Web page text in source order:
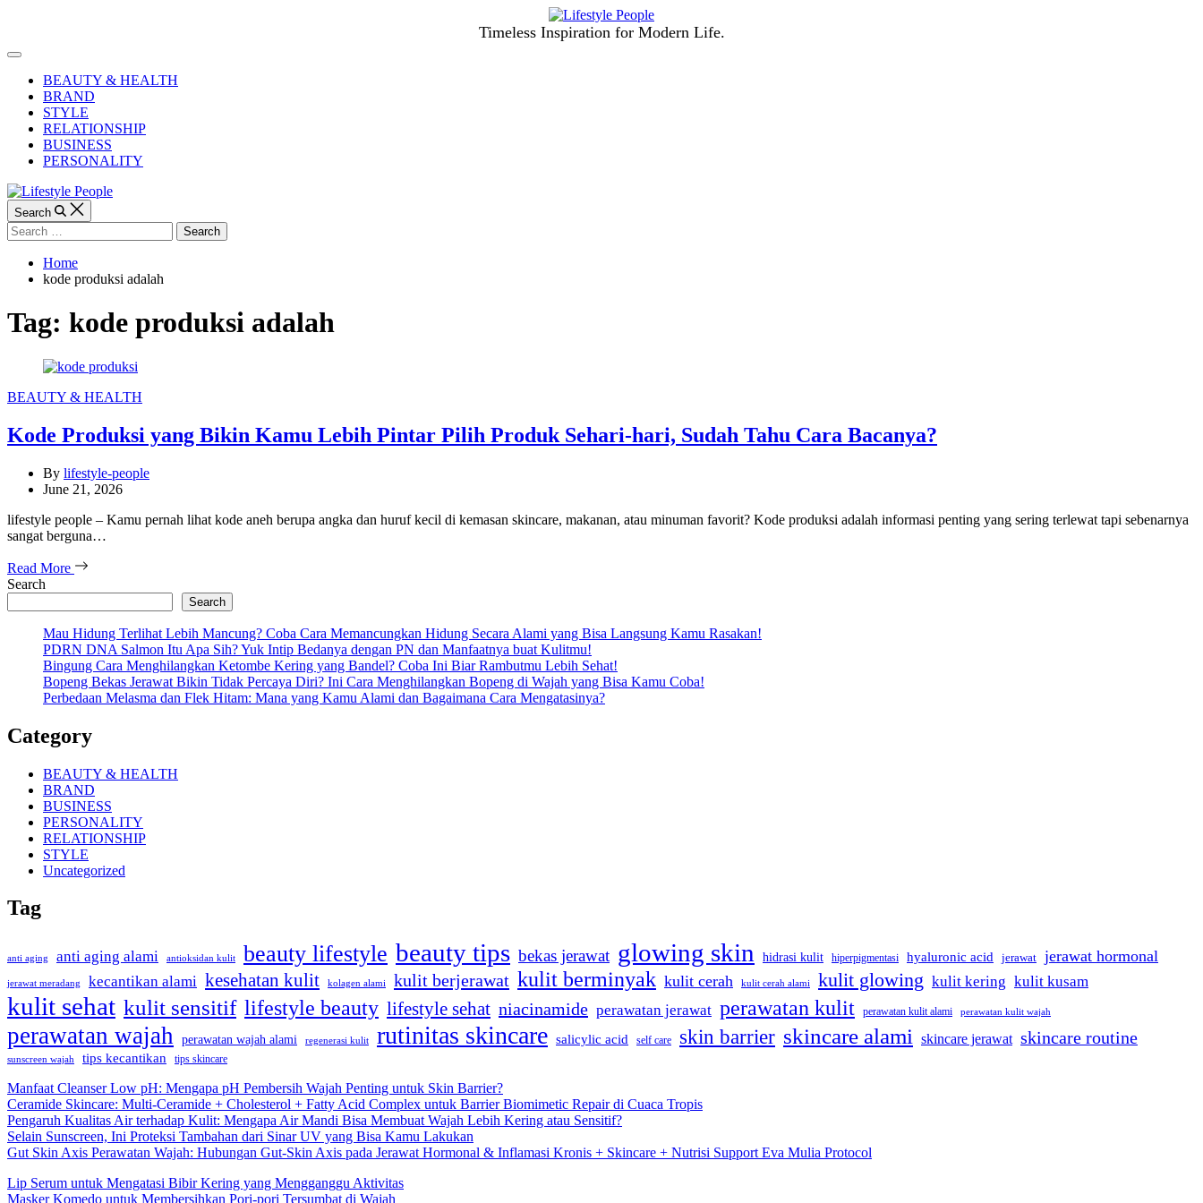
Timeless Inspiration for Modern Life.
Off
CanvasBEAUTY & HEALTH
BRAND
STYLE
RELATIONSHIP
BUSINESS
PERSONALITY
Search
Search
for:
Home
kode produksi adalah
Tag: kode produksi adalah
Categories
BEAUTY & HEALTH
Kode Produksi yang Bikin Kamu Lebih Pintar Pilih Produk Sehari-hari, Sudah Tahu Cara Bacanya?
By lifestyle-people
June 21, 2026
lifestyle people – Kamu pernah lihat kode aneh berupa angka dan huruf kecil di kemasan skincare, makanan, atau minuman favorit? Kode produksi adalah informasi penting yang sering terlewat tapi sebenarnya
sangat berguna…
Read More
Search
Search
Mau Hidung Terlihat Lebih Mancung? Coba Cara Memancungkan Hidung Secara Alami yang Bisa Langsung Kamu Rasakan!
PDRN DNA Salmon Itu Apa Sih? Yuk Intip Bedanya dengan PN dan Manfaatnya buat Kulitmu!
Bingung Cara Menghilangkan Ketombe Kering yang Bandel? Coba Ini Biar Rambutmu Lebih Sehat!
Bopeng Bekas Jerawat Bikin Tidak Percaya Diri? Ini Cara Menghilangkan Bopeng di Wajah yang Bisa Kamu Coba!
Perbedaan Melasma dan Flek Hitam: Mana yang Kamu Alami dan Bagaimana Cara Mengatasinya?
Category
BEAUTY & HEALTH
BRAND
BUSINESS
PERSONALITY
RELATIONSHIP
STYLE
Uncategorized
Tag
anti aging anti aging alami antioksidan kulit beauty lifestyle beauty tips bekas jerawat glowing skin hidrasi kulit hiperpigmentasi hyaluronic acid jerawat jerawat hormonal
jerawat meradang kecantikan alami kesehatan kulit kolagen alami kulit berjerawat kulit berminyak kulit cerah kulit cerah alami kulit glowing kulit kering kulit kusam
kulit sehat kulit sensitif lifestyle beauty lifestyle sehat niacinamide perawatan jerawat perawatan kulit perawatan kulit alami perawatan kulit wajah
perawatan wajah perawatan wajah alami regenerasi kulit rutinitas skincare salicylic acid self care skin barrier skincare alami skincare jerawat skincare routine
sunscreen wajah tips kecantikan tips skincare
Manfaat Cleanser Low pH: Mengapa pH Pembersih Wajah Penting untuk Skin Barrier?
Ceramide Skincare: Multi-Ceramide + Cholesterol + Fatty Acid Complex untuk Barrier Biomimetic Repair di Cuaca Tropis
Pengaruh Kualitas Air terhadap Kulit: Mengapa Air Mandi Bisa Membuat Wajah Lebih Kering atau Sensitif?
Selain Sunscreen, Ini Proteksi Tambahan dari Sinar UV yang Bisa Kamu Lakukan
Gut Skin Axis Perawatan Wajah: Hubungan Gut-Skin Axis pada Jerawat Hormonal & Inflamasi Kronis + Skincare + Nutrisi Support Eva Mulia Protocol
Lip Serum untuk Mengatasi Bibir Kering yang Mengganggu Aktivitas
Masker Komedo untuk Membersihkan Pori-pori Tersumbat di Wajah